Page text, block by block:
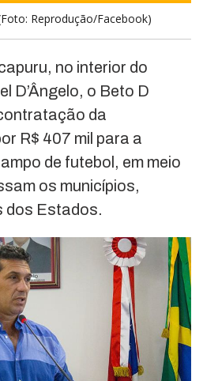
Reprodução/Facebook)
no interior do
D’Ângelo, o Beto D
da
R$ 407 mil para a
de futebol, em meio
os municípios,
dos Estados.